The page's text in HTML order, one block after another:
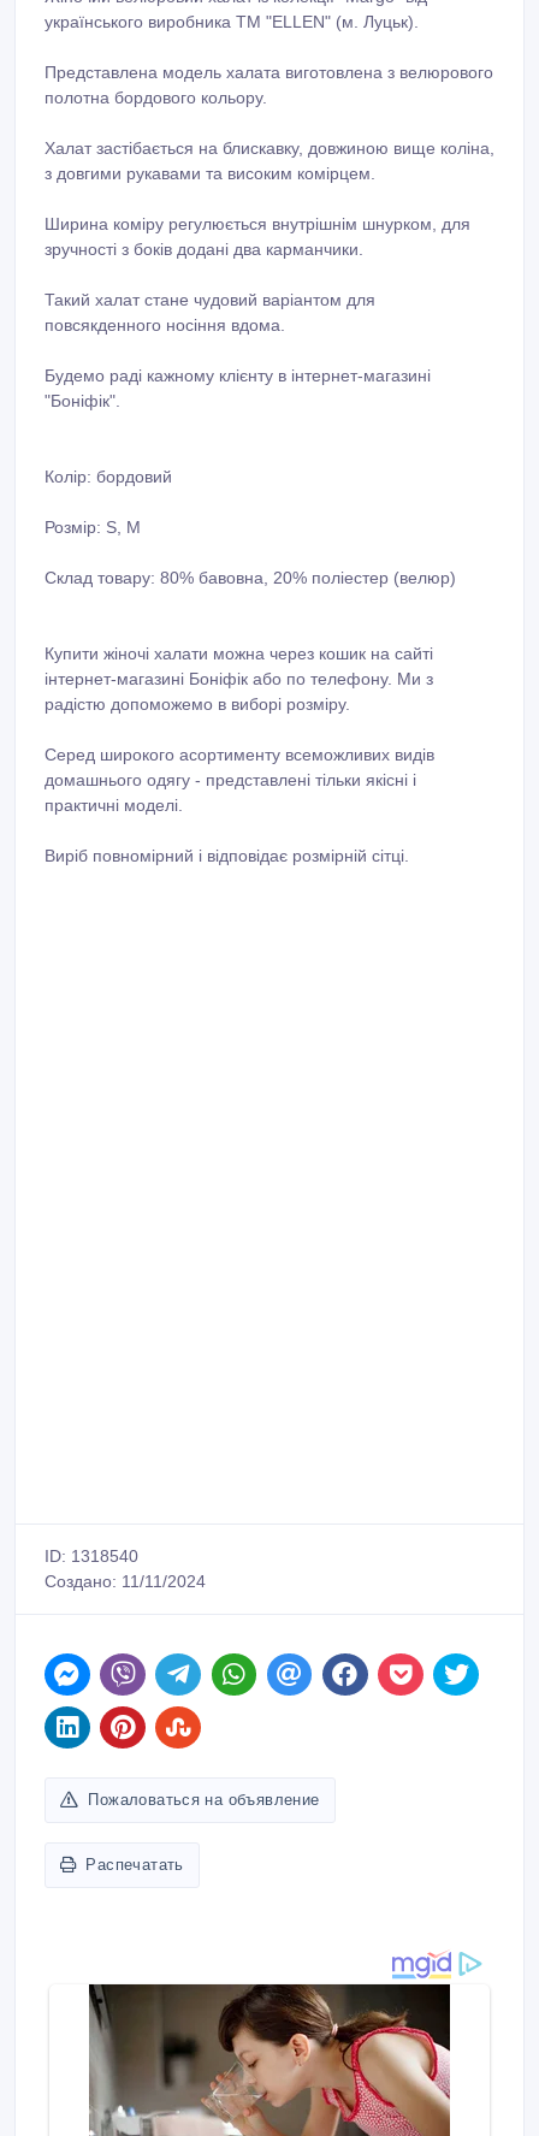
українського виробника ТМ "ELLEN" (м. Луцьк).
Представлена модель халата виготовлена з велюрового
полотна бордового кольору.
Халат застібається на блискавку, довжиною вище коліна,
з довгими рукавами та високим комірцем.
Ширина коміру регулюється внутрішнім шнурком, для
зручності з боків додані два карманчики.
Такий халат стане чудовий варіантом для
повсякденного носіння вдома.
Будемо раді кажному клієнту в інтернет-магазині
"Боніфік".
Колір: бордовий
Розмір: S, M
Склад товару: 80% бавовна, 20% поліестер (велюр)
Купити жіночі халати можна через кошик на сайті
інтернет-магазині Боніфік або по телефону. Ми з
радістю допоможемо в виборі розміру.
Серед широкого асортименту всеможливих видів
домашнього одягу - представлені тільки якісні і
практичні моделі.
Виріб повномірний і відповідає розмірній сітці.
ID: 1318540
Создано: 11/11/2024
Пожаловаться на объявление
Распечатать